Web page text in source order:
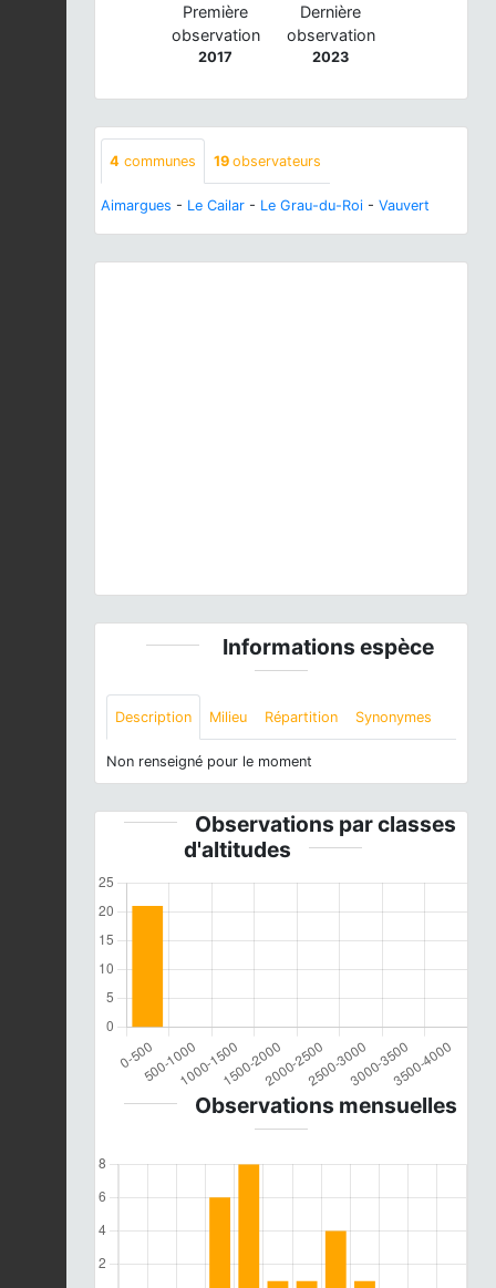
Première
observation
2017
Dernière
observation
2023
4 communes 19 observateurs
Aimargues - Le Cailar - Le Grau-du-Roi - Vauvert
Informations espèce
Description Milieu Répartition Synonymes
Non renseigné pour le moment
Observations par classes
d'altitudes
Observations mensuelles